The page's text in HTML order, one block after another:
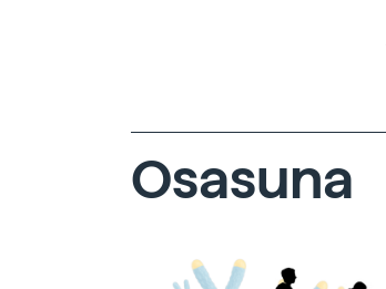
Osasuna